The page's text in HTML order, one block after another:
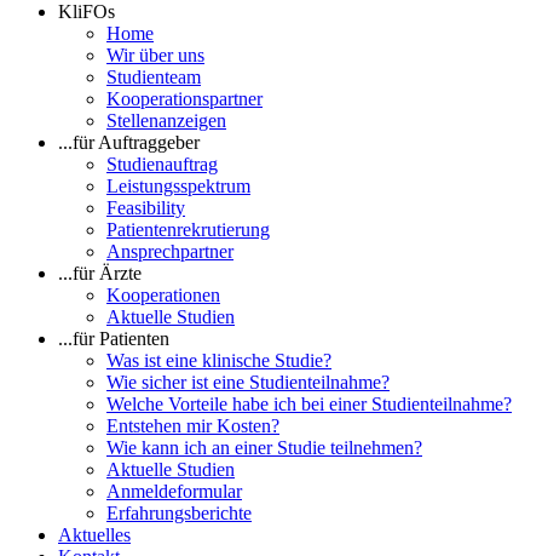
KliFOs
Home
Wir über uns
Studienteam
Kooperationspartner
Stellenanzeigen
...für Auftraggeber
Studienauftrag
Leistungsspektrum
Feasibility
Patientenrekrutierung
Ansprechpartner
...für Ärzte
Kooperationen
Aktuelle Studien
...für Patienten
Was ist eine klinische Studie?
Wie sicher ist eine Studienteilnahme?
Welche Vorteile habe ich bei einer Studienteilnahme?
Entstehen mir Kosten?
Wie kann ich an einer Studie teilnehmen?
Aktuelle Studien
Anmeldeformular
Erfahrungsberichte
Aktuelles